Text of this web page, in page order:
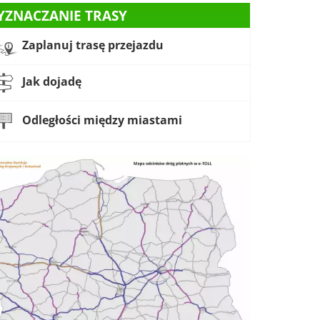
TRASY
Zaplanuj trasę przejazdu
Jak dojadę
Odległości między miastami